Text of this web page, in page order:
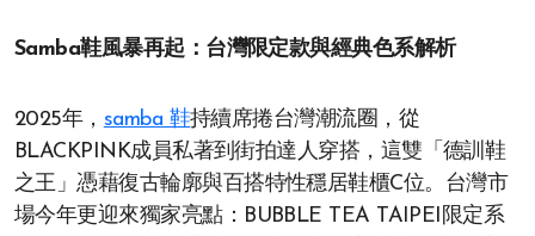
Samba鞋風暴再起：台灣限定款與經典色系解析
2025年， samba 鞋持續席捲台灣潮流圈，從
BLACKPINK成員私著到街拍達人穿搭，這雙「德訓鞋
之王」憑藉復古輪廓與百搭特性穩居鞋櫃C位。台灣市
場今年更迎來獨家亮點：BUBBLE TEA TAIPEI限定系